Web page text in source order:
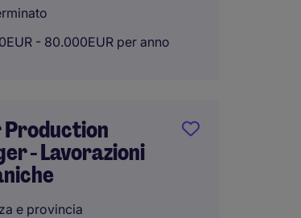
- 80.000EUR per anno
Production
- Lavorazioni
e provincia